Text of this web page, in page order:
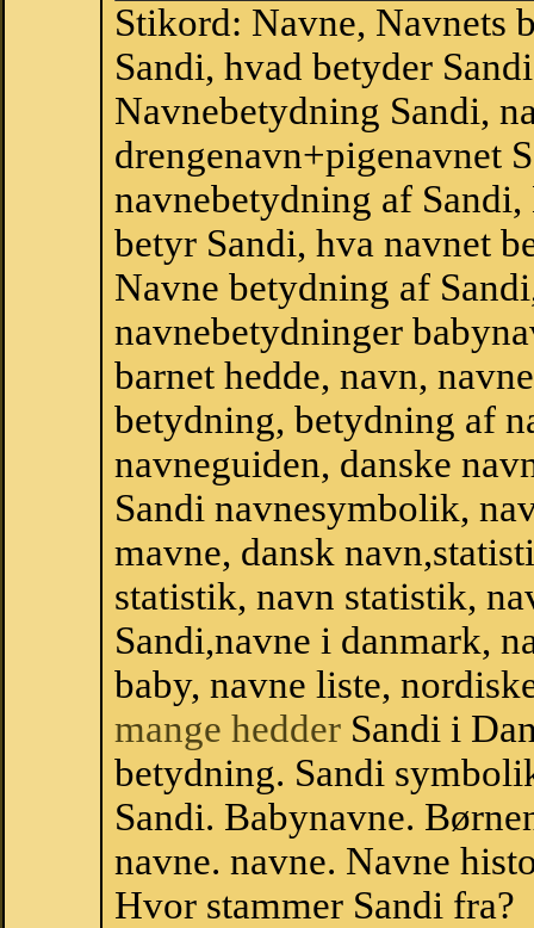
Stikord: Navne, Navnets
Sandi, hvad betyder
Navnebetydning Sandi,
drengenavn+pigenavnet
navnebetydning af
betyr Sandi, hva navnet
Navne betydning af
navnebetydninger
barnet hedde, navn,
betydning, betydning af
navneguiden, danske
Sandi navnesymbolik,
mavne, dansk
statistik, navn statistik,
Sandi,navne i danmark,
baby, navne liste,
mange hedder Sandi i
betydning. Sandi
Sandi. Babynavne.
navne. navne. Navne
Hvor stammer Sandi fra?